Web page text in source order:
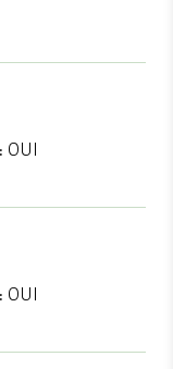
OUI
OUI